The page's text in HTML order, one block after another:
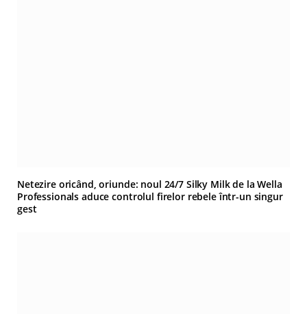
Netezire oricând, oriunde: noul 24/7 Silky Milk de la Wella
Professionals aduce controlul firelor rebele într-un singur
gest